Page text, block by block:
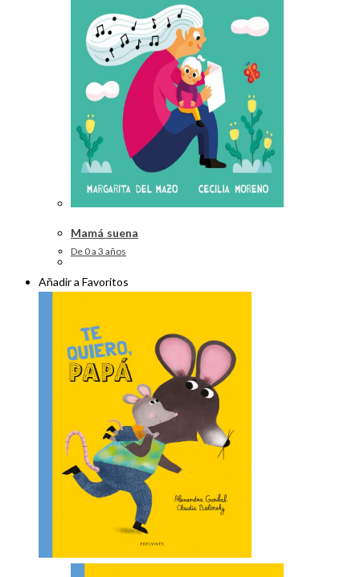
Mamá suena
De 0 a 3 años
Añadir a Favoritos